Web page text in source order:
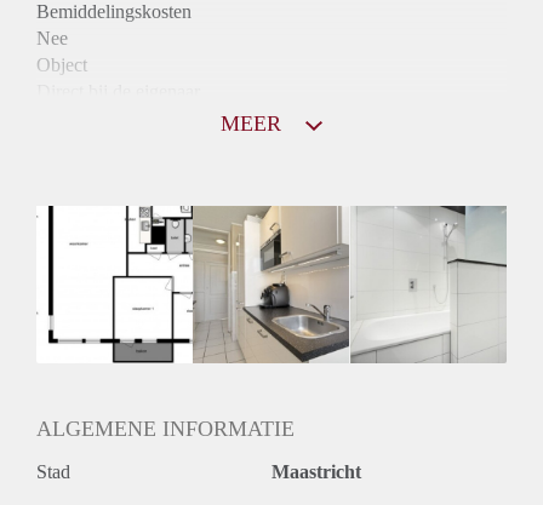
Bemiddelingskosten
Nee
Object
Huurtoeslag
Mogelijk
Inkomen eis
Huurtermijn
Onbepaalde termijn
MEER
ALGEMENE INFORMATIE
Stad Maastricht